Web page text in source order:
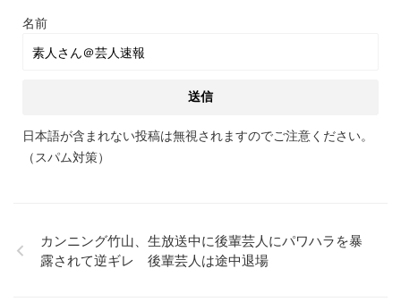
名前
日本語が含まれない投稿は無視されますのでご注意ください。
（スパム対策）
カンニング竹山、生放送中に後輩芸人にパワハラを暴
露されて逆ギレ 後輩芸人は途中退場